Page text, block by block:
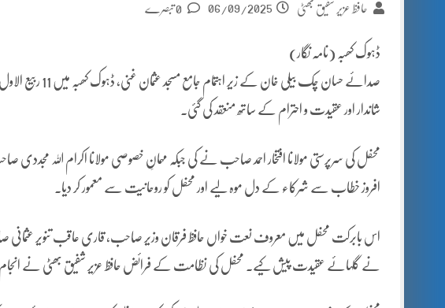
حافظ عزیر شفیق بھٹی 06/09/2025
ڈہوک کھبہ (نامہ نگار)
صدائے حسان چک بیلی
شاندار اور عقیدت و احترام کے ساتھ منعقد کی گئی۔
محفل کی سرپرستی مولانا افتخار احمد صاحب نے کی جبکہ مہمانِ خصوصی مولانا اکرام اللہ
افروز خطاب سے شرکاء کے دل موہ لیے اور محفل کو روحانیت سے معمور کر دیا۔
اس بابرکت محفل میں معروف نعت خواں حافظ فرقان وزیر صاحب، قاری عاقب تنویر
نے گلہائے عقیدت پیش کیے۔ محفل کی نظامت کے فرائض حافظ عزیر شفیق بھٹی نے